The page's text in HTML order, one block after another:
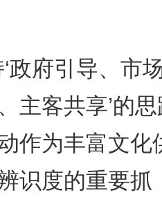
府引导、市
主客共享’的
作为丰富文化
识度的重要抓